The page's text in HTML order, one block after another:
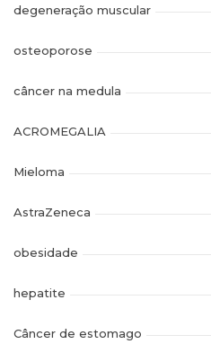
degeneração muscular
osteoporose
câncer na medula
ACROMEGALIA
Mieloma
AstraZeneca
obesidade
hepatite
Câncer de estomago